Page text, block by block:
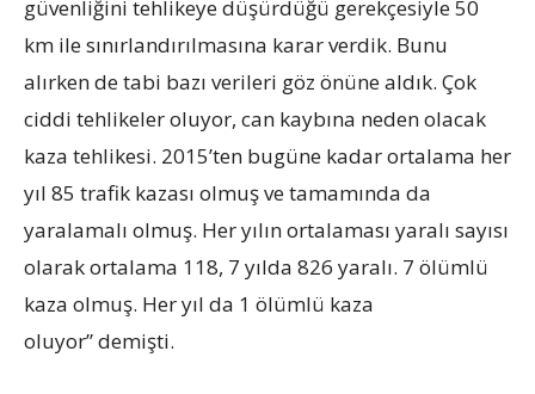
güvenliğini tehlikeye düşürdüğü gerekçesiyle 50
km ile sınırlandırılmasına karar verdik. Bunu
alırken de tabi bazı verileri göz önüne aldık. Çok
ciddi tehlikeler oluyor, can kaybına neden olacak
kaza tehlikesi. 2015’ten bugüne kadar ortalama her
yıl 85 trafik kazası olmuş ve tamamında da
yaralamalı olmuş. Her yılın ortalaması yaralı sayısı
olarak ortalama 118, 7 yılda 826 yaralı. 7 ölümlü
kaza olmuş. Her yıl da 1 ölümlü kaza
oluyor” demişti.